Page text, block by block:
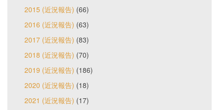
2015 (近況報告) (66)
2016 (近況報告) (63)
2017 (近況報告) (83)
2018 (近況報告) (70)
2019 (近況報告) (186)
2020 (近況報告) (18)
2021 (近況報告) (17)